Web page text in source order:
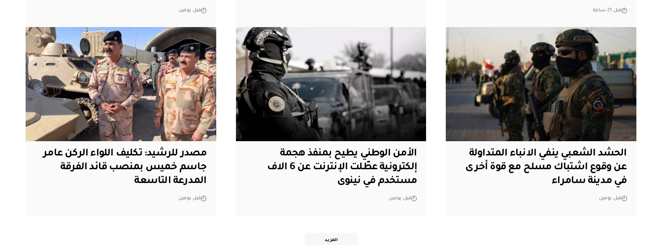
قبل 21 ساعة قبل يومين
الحشد الشعبي ينفي الانباء المتداولة
عن وقوع اشتباك مسلح مع قوة أخرى
في مدينة سامراء
قبل يومين
الأمن الوطني يطيح بمنفذ هجمة
إلكترونية عطّلت الإنترنت عن 6 الاف
مستخدم في نينوى
قبل يومين
مصدر للرشيد: تكليف اللواء الركن عامر
جاسم خميس بمنصب قائد الفرقة
المدرعة التاسعة
قبل يومين
المزيد